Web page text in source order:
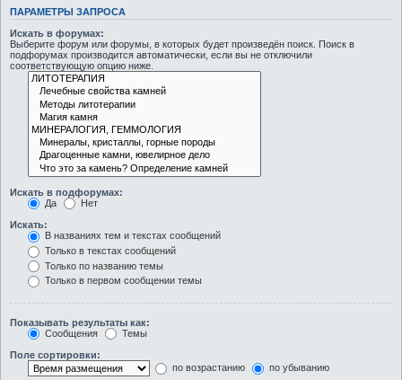
ПАРАМЕТРЫ ЗАПРОСА
Искать в форумах:
Выберите форум или форумы, в которых будет произведён поиск. Поиск в
подфорумах производится автоматически, если вы не отключили
соответствующую опцию ниже.
Искать в подфорумах:
Да
Нет
Искать:
В названиях тем и текстах сообщений
Только в текстах сообщений
Только по названию темы
Только в первом сообщении темы
Показывать результаты как:
Сообщения
Темы
Поле сортировки:
по возрастанию
по убыванию